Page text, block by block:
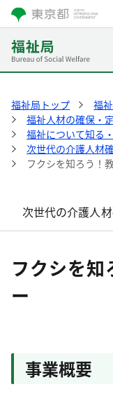
福祉局トップ
福
福祉人材の確保・
福祉について知る
次世代の介護人材
フクシを知ろう！
次世代の介護人
フクシを
ー
事業概要